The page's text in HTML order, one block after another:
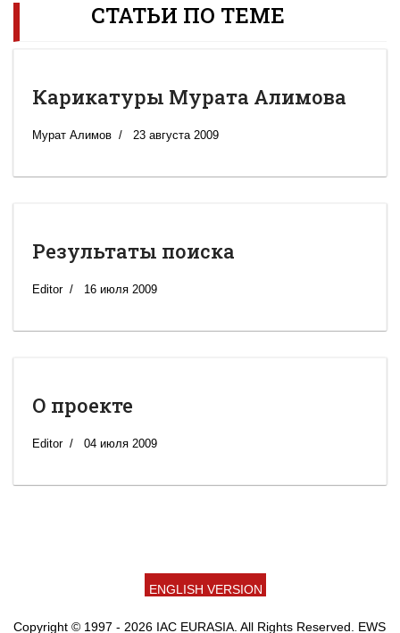
СТАТЬИ ПО ТЕМЕ
Карикатуры Мурата Алимова
Мурат Алимов 23 августа 2009
Результаты поиска
Editor 16 июля 2009
О проекте
Editor 04 июля 2009
ENGLISH VERSION
Copyright © 1997 - 2026 IAC EURASIA. All Rights Reserved. EWS